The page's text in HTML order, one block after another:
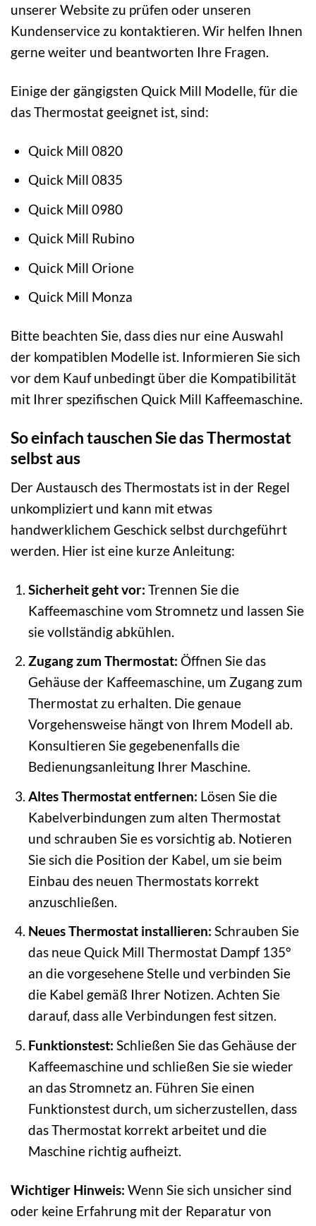
unserer Website zu prüfen oder unseren
Kundenservice zu kontaktieren. Wir helfen Ihnen
gerne weiter und beantworten Ihre Fragen.
Einige der gängigsten Quick Mill Modelle, für die
das Thermostat geeignet ist, sind:
Quick Mill 0820
Quick Mill 0835
Quick Mill 0980
Quick Mill Rubino
Quick Mill Orione
Quick Mill Monza
Bitte beachten Sie, dass dies nur eine Auswahl
der kompatiblen Modelle ist. Informieren Sie sich
vor dem Kauf unbedingt über die Kompatibilität
mit Ihrer spezifischen Quick Mill Kaffeemaschine.
So einfach tauschen Sie das Thermostat
selbst aus
Der Austausch des Thermostats ist in der Regel
unkompliziert und kann mit etwas
handwerklichem Geschick selbst durchgeführt
werden. Hier ist eine kurze Anleitung:
Sicherheit geht vor: Trennen Sie die
Kaffeemaschine vom Stromnetz und lassen Sie
sie vollständig abkühlen.
Zugang zum Thermostat: Öffnen Sie das
Gehäuse der Kaffeemaschine, um Zugang zum
Thermostat zu erhalten. Die genaue
Vorgehensweise hängt von Ihrem Modell ab.
Konsultieren Sie gegebenenfalls die
Bedienungsanleitung Ihrer Maschine.
Altes Thermostat entfernen: Lösen Sie die
Kabelverbindungen zum alten Thermostat
und schrauben Sie es vorsichtig ab. Notieren
Sie sich die Position der Kabel, um sie beim
Einbau des neuen Thermostats korrekt
anzuschließen.
Neues Thermostat installieren: Schrauben Sie
das neue Quick Mill Thermostat Dampf 135°
an die vorgesehene Stelle und verbinden Sie
die Kabel gemäß Ihrer Notizen. Achten Sie
darauf, dass alle Verbindungen fest sitzen.
Funktionstest: Schließen Sie das Gehäuse der
Kaffeemaschine und schließen Sie sie wieder
an das Stromnetz an. Führen Sie einen
Funktionstest durch, um sicherzustellen, dass
das Thermostat korrekt arbeitet und die
Maschine richtig aufheizt.
Wichtiger Hinweis: Wenn Sie sich unsicher sind
oder keine Erfahrung mit der Reparatur von